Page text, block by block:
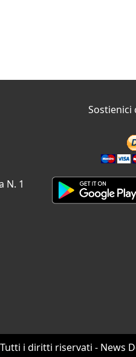
N. 1
Sostienici
i diritti riservati - News